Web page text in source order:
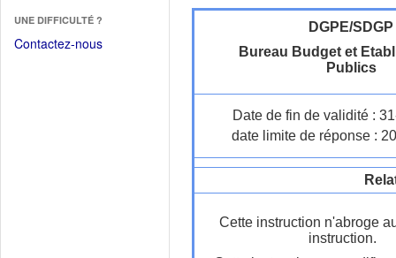
fenêtre)
une
nouvelle
UNE DIFFICULTÉ ?
Contactez-nous
DGPE/SDGP
Bureau Budget et
Publics
Date de fin de validité :
date limite de réponse :
Cette instruction n'abroge
instruction.